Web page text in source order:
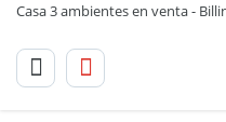
Casa 3 ambientes en venta -